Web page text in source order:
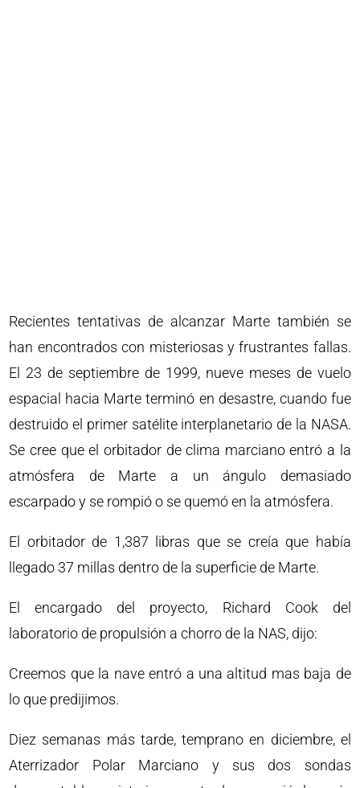
Recientes tentativas de alcanzar Marte también se
han encontrados con misteriosas y frustrantes fallas.
El 23 de septiembre de 1999, nueve meses de vuelo
espacial hacia Marte terminó en desastre, cuando fue
destruido el primer satélite interplanetario de la NASA.
Se cree que el orbitador de clima marciano entró a la
atmósfera de Marte a un ángulo demasiado
escarpado y se rompió o se quemó en la atmósfera.
El orbitador de 1,387 libras que se creía que había
llegado 37 millas dentro de la superficie de Marte.
El encargado del proyecto, Richard Cook del
laboratorio de propulsión a chorro de la NAS, dijo:
Creemos que la nave entró a una altitud mas baja de
lo que predijimos.
Diez semanas más tarde, temprano en diciembre, el
Aterrizador Polar Marciano y sus dos sondas